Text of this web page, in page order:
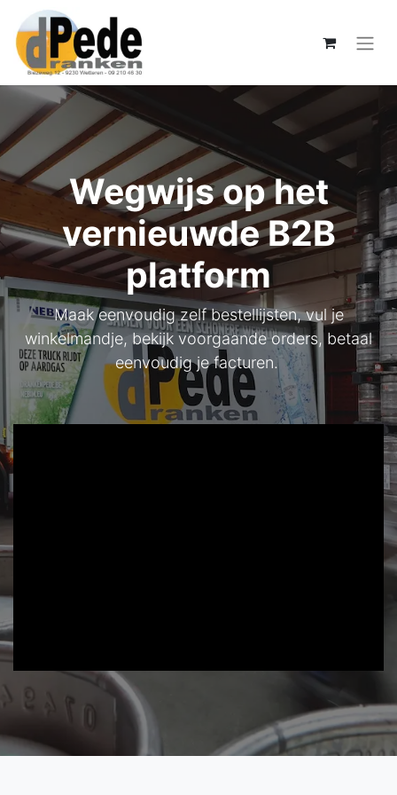
Wegwijs op het
vernieuwde B2B
platform
Maak eenvoudig zelf bestellijsten, vul je
winkelmandje, bekijk voorgaande orders, betaal
eenvoudig je facturen.